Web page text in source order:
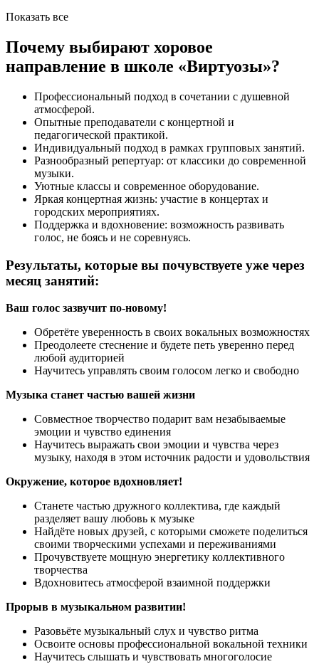
Показать все
Почему выбирают хоровое
направление в школе «Виртуозы»?
Профессиональный подход в сочетании с душевной
атмосферой.
Опытные преподаватели с концертной и
педагогической практикой.
Индивидуальный подход в рамках групповых занятий.
Разнообразный репертуар: от классики до современной
музыки.
Уютные классы и современное оборудование.
Яркая концертная жизнь: участие в концертах и
городских мероприятиях.
Поддержка и вдохновение: возможность развивать
голос, не боясь и не соревнуясь.
Результаты, которые вы почувствуете уже через
месяц занятий:
Ваш голос зазвучит по-новому!
Обретёте уверенность в своих вокальных возможностях
Преодолеете стеснение и будете петь уверенно перед
любой аудиторией
Научитесь управлять своим голосом легко и свободно
Музыка станет частью вашей жизни
Совместное творчество подарит вам незабываемые
эмоции и чувство единения
Научитесь выражать свои эмоции и чувства через
музыку, находя в этом источник радости и удовольствия
Окружение, которое вдохновляет!
Станете частью дружного коллектива, где каждый
разделяет вашу любовь к музыке
Найдёте новых друзей, с которыми сможете поделиться
своими творческими успехами и переживаниями
Прочувствуете мощную энергетику коллективного
творчества
Вдохновитесь атмосферой взаимной поддержки
Прорыв в музыкальном развитии!
Разовьёте музыкальный слух и чувство ритма
Освоите основы профессиональной вокальной техники
Научитесь слышать и чувствовать многоголосие